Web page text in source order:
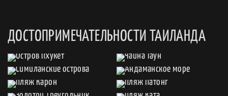
ДОСТОПРИМЕЧАТЕЛЬНОСТИ ТАИЛАНДА